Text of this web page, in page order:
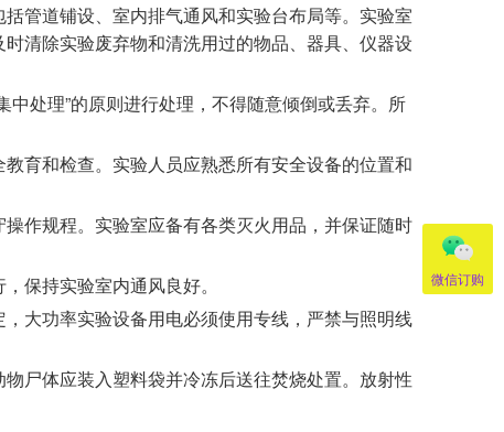
管道铺设、室内排气通风和实验台布局等。实验室
清除实验废弃物和清洗用过的物品、器具、仪器设
中处理”的原则进行处理，不得随意倾倒或丢弃。所
育和检查。实验人员应熟悉所有安全设备的位置和
作规程。实验室应备有各类灭火用品，并保证随时
保持实验室内通风良好。
大功率实验设备用电必须使用专线，严禁与照明线
尸体应装入塑料袋并冷冻后送往焚烧处置。放射性
微信订购